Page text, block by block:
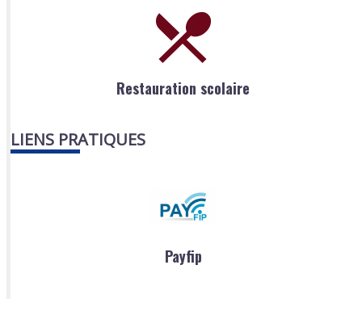
Restauration scolaire
LIENS PRATIQUES
Payfip